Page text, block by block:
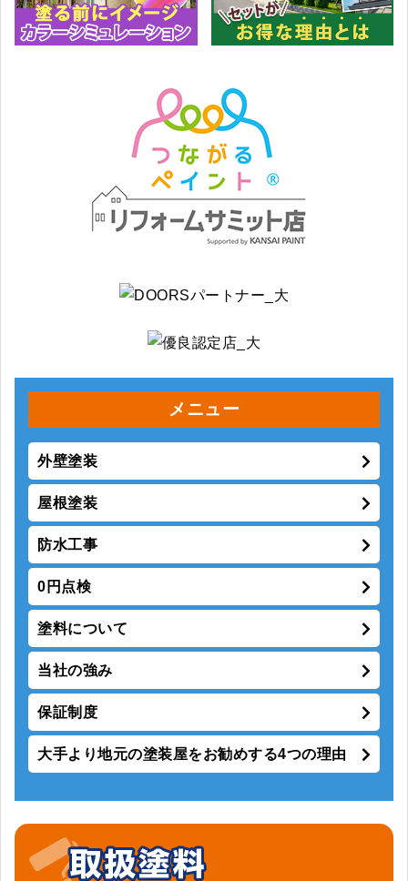
メニュー
外壁塗装
屋根塗装
防水工事
0円点検
塗料について
当社の強み
保証制度
大手より地元の塗装屋をお勧めする4つの理由